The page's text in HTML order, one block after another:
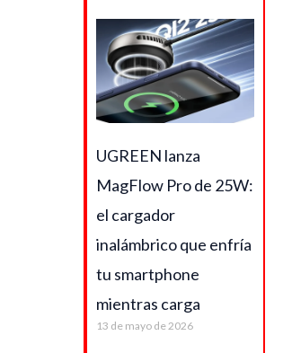
UGREEN lanza
MagFlow Pro de 25W:
el cargador
inalámbrico que enfría
tu smartphone
mientras carga
13 de mayo de 2026